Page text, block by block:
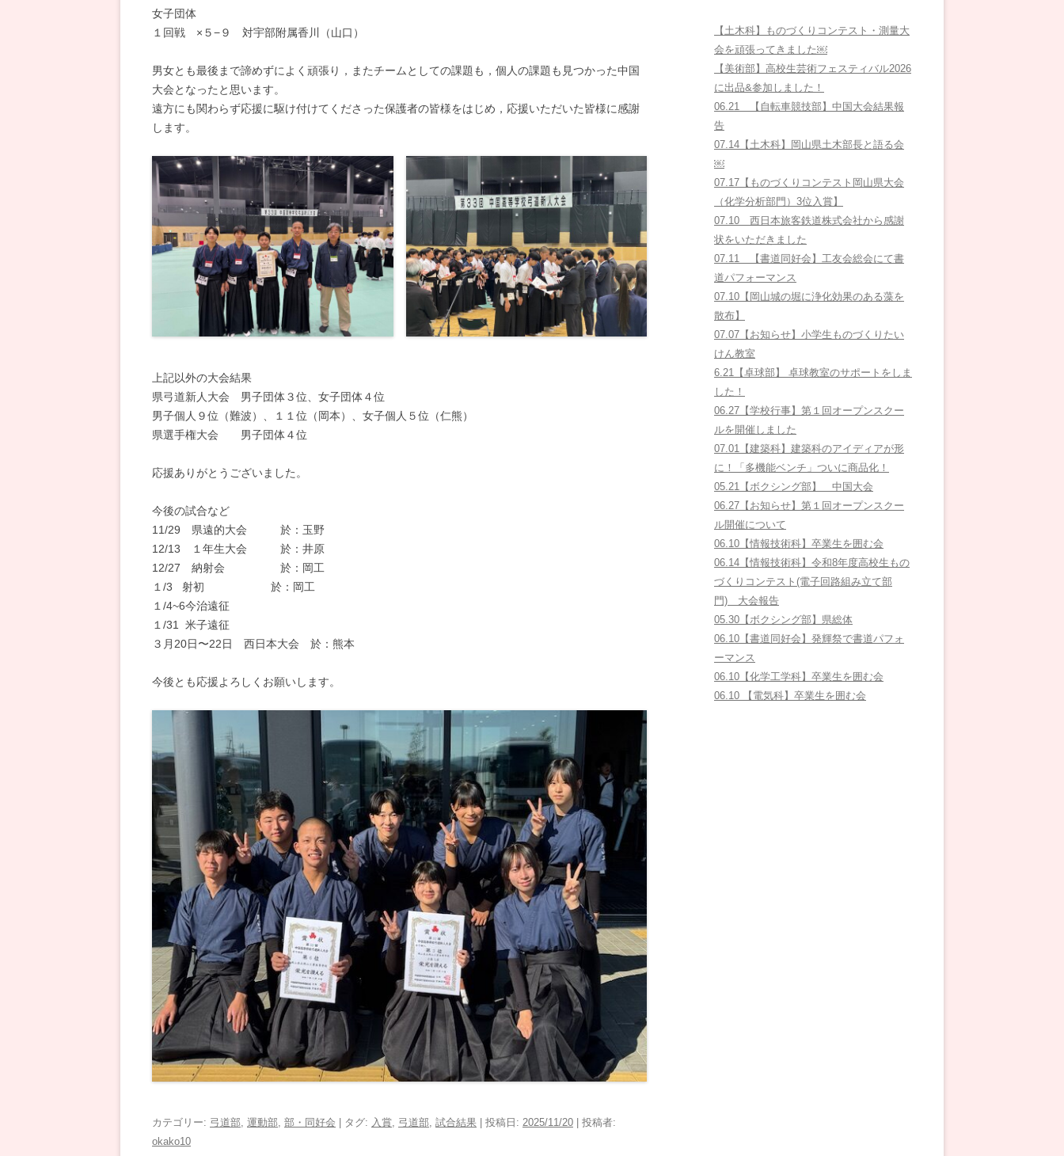
女子団体
１回戦 ×５−９ 対宇部附属香川（山口）
男女とも最後まで諦めずによく頑張り，またチームとしての課題も，個人の課題も見つかった中国
大会となったと思います。
遠方にも関わらず応援に駆け付けてくださった保護者の皆様をはじめ，応援いただいた皆様に感謝
します。
上記以外の大会結果
県弓道新人大会 男子団体３位、女子団体４位
男子個人９位（難波）、１１位（岡本）、女子個人５位（仁熊）
県選手権大会 男子団体４位
応援ありがとうございました。
今後の試合など
11/29 県遠的大会 於：玉野
12/13 １年生大会 於：井原
12/27 納射会 於：岡工
１/3 射初 於：岡工
１/4~6今治遠征
１/31 米子遠征
３月20日〜22日 西日本大会 於：熊本
今後とも応援よろしくお願いします。
カテゴリー: 弓道部 運動部 部・同好会 | タグ: 入賞 弓道部 試合結果 | 投稿日: 2025/11/20 | 投稿者:
okako10
【土木科】ものづくりコンテスト・測量大
会を頑張ってきました￼
【美術部】高校生芸術フェスティバル2026
に出品&参加しました！
06.21 【自転車競技部】中国大会結果報
告
07.14【土木科】岡山県土木部長と語る会
￼
07.17【ものづくりコンテスト岡山県大会
（化学分析部門）3位入賞】
07.10 西日本旅客鉄道株式会社から感謝
状をいただきました
07.11 【書道同好会】工友会総会にて書
道パフォーマンス
07.10【岡山城の堀に浄化効果のある藻を
散布】
07.07【お知らせ】小学生ものづくりたい
けん教室
6.21【卓球部】 卓球教室のサポートをしま
した！
06.27【学校行事】第１回オープンスクー
ルを開催しました
07.01【建築科】建築科のアイディアが形
に！「多機能ベンチ」ついに商品化！
05.21【ボクシング部】 中国大会
06.27【お知らせ】第１回オープンスクー
ル開催について
06.10【情報技術科】卒業生を囲む会
06.14【情報技術科】令和8年度高校生もの
づくりコンテスト(電子回路組み立て部
門) 大会報告
05.30【ボクシング部】県総体
06.10【書道同好会】発輝祭で書道パフォ
ーマンス
06.10【化学工学科】卒業生を囲む会
06.10 【電気科】卒業生を囲む会